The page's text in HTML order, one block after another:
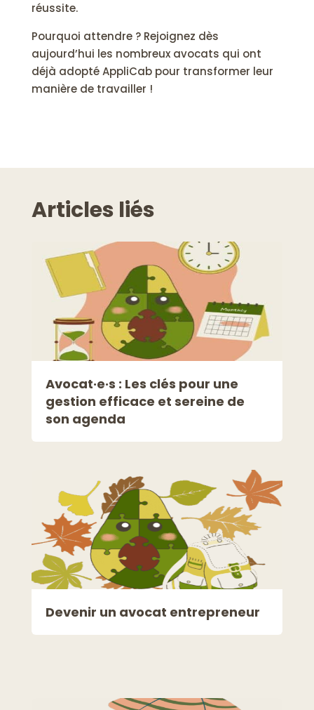
réussite.
Pourquoi attendre ? Rejoignez dès
aujourd’hui les nombreux avocats qui ont
déjà adopté AppliCab pour transformer leur
manière de travailler !
Articles liés
Avocat·e·s : Les clés pour une
gestion efficace et sereine de
son agenda
Devenir un avocat entrepreneur